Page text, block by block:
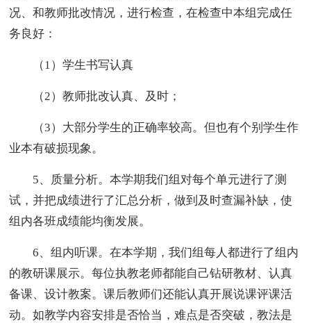
况、和教师批改情况，进行检查，在检查中本组完成任
务良好：
（1）学生书写认真
（2）教师批改认真、及时；
（3）大部分学生的正确率较高。但也有个别学生作
业本有破损现象。
5、质量分析。本学期我们组对每个单元进行了测
试，并把成绩进行了汇总分析，做到及时查漏补缺，使
组内各班成绩能均衡发展。
6、组内听课。在本学期，我们组每人都进行了组内
的教研课展示。每位执教老师都能自己钻研教材、认真
备课、设计教案。课后教师们还能认真开展说课评课活
动。如教学内容安排是否恰当，难点是否突破，教法是